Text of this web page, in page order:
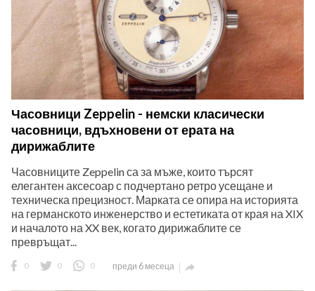
Часовници Zeppelin - немски класически
часовници, вдъхновени от ерата на
дирижаблите
Часовниците Zeppelin са за мъже, които търсят
елегантен аксесоар с подчертано ретро усещане и
техническа прецизност. Марката се опира на историята
на германското инженерство и естетиката от края на XIX
и началото на XX век, когато дирижаблите се
превръщат...
0 0 0 преди 6 месеца 